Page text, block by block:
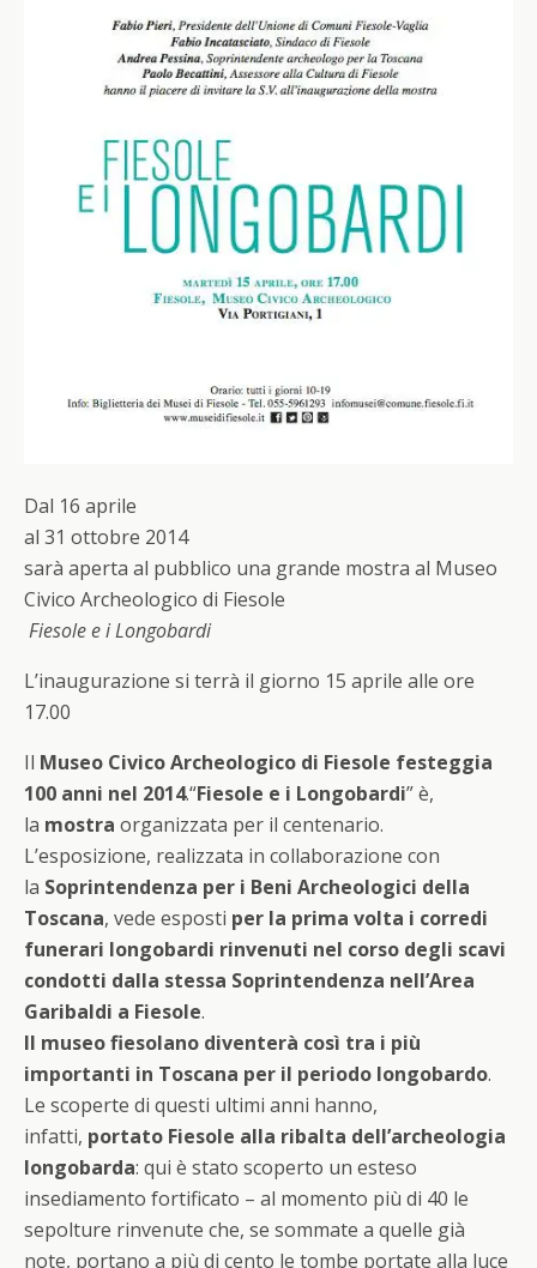
Dal 16 aprile
al 31 ottobre 2014
sarà aperta al pubblico una grande mostra al Museo
Civico Archeologico di Fiesole
Fiesole e i Longobardi
L’inaugurazione si terrà il giorno 15 aprile alle ore
17.00
Il Museo Civico Archeologico di Fiesole festeggia
100 anni nel 2014.“Fiesole e i Longobardi” è,
la mostra organizzata per il centenario.
L’esposizione, realizzata in collaborazione con
la Soprintendenza per i Beni Archeologici della
Toscana, vede esposti per la prima volta i corredi
funerari longobardi rinvenuti nel corso degli scavi
condotti dalla stessa Soprintendenza nell’Area
Garibaldi a Fiesole.
Il museo fiesolano diventerà così tra i più
importanti in Toscana per il periodo longobardo.
Le scoperte di questi ultimi anni hanno,
infatti, portato Fiesole alla ribalta dell’archeologia
longobarda: qui è stato scoperto un esteso
insediamento fortificato – al momento più di 40 le
sepolture rinvenute che, se sommate a quelle già
note, portano a più di cento le tombe portate alla luce